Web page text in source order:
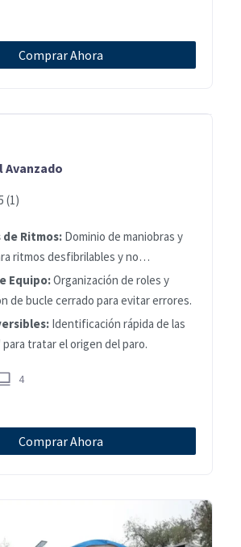
Comprar Ahora
(1)
Ritmos: Dominio de maniobras y
ritmos desfibrilables y no
Equipo:Organización de roles y
de bucle cerrado para evitar errores.
Identificación rápida de las
tratar el origen del paro.
4
Comprar Ahora